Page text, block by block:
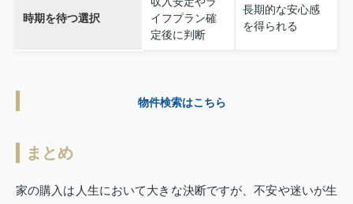
時期を待つ選択
イフプラン確
定後に判断
長期的な安心感
を得られる
物件検索はこちら
まとめ
家の購入は人生において大きな決断ですが、不安や迷いが生